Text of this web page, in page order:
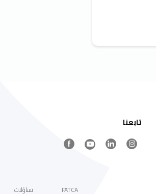
تابعنا
FATCA تساؤلات